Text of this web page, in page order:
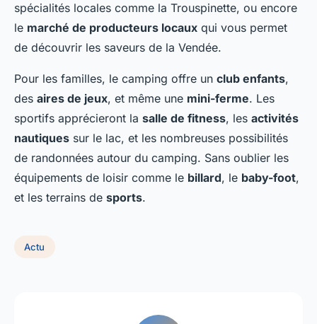
spécialités locales comme la Trouspinette, ou encore
le marché de producteurs locaux qui vous permet
de découvrir les saveurs de la Vendée.
Pour les familles, le camping offre un club enfants,
des aires de jeux, et même une mini-ferme. Les
sportifs apprécieront la salle de fitness, les activités
nautiques sur le lac, et les nombreuses possibilités
de randonnées autour du camping. Sans oublier les
équipements de loisir comme le billard, le baby-foot,
et les terrains de sports.
Actu